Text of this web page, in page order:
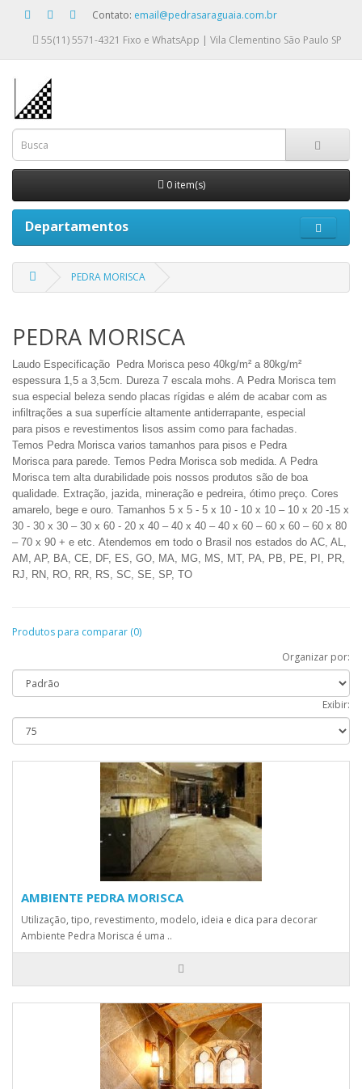
Contato: email@pedrasaraguaia.com.br
55(11) 5571-4321 Fixo e WhatsApp | Vila Clementino São Paulo SP
0 item(s)
Departamentos
PEDRA MORISCA
PEDRA MORISCA
Laudo Especificação Pedra Morisca peso 40kg/m² a 80kg/m²
espessura 1,5 a 3,5cm. Dureza 7 escala mohs. A Pedra Morisca tem
sua especial beleza sendo placas rígidas e além de acabar com as
infiltrações a sua superfície altamente antiderrapante, especial
para pisos e revestimentos lisos assim como para fachadas.
Temos Pedra Morisca varios tamanhos para pisos e Pedra
Morisca para parede. Temos Pedra Morisca sob medida. A Pedra
Morisca tem alta durabilidade pois nossos produtos são de boa
qualidade. Extração, jazida, mineração e pedreira, ótimo preço. Cores
amarelo, bege e ouro. Tamanhos 5 x 5 - 5 x 10 - 10 x 10 – 10 x 20 -15 x
30 - 30 x 30 – 30 x 60 - 20 x 40 – 40 x 40 – 40 x 60 – 60 x 60 – 60 x 80
– 70 x 90 + e etc. Atendemos em todo o Brasil nos estados do AC, AL,
AM, AP, BA, CE, DF, ES, GO, MA, MG, MS, MT, PA, PB, PE, PI, PR,
RJ, RN, RO, RR, RS, SC, SE, SP, TO
Produtos para comparar (0)
Organizar por:
Exibir:
AMBIENTE PEDRA MORISCA
Utilização, tipo, revestimento, modelo, ideia e dica para decorar
Ambiente Pedra Morisca é uma ..